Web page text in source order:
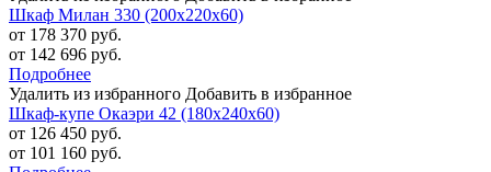
Шкаф Милан 330 (200х220х60)
от 178 370 руб.
от 142 696 руб.
Подробнее
Удалить из избранного Добавить в избранное
Шкаф-купе Окаэри 42 (180х240х60)
от 126 450 руб.
от 101 160 руб.